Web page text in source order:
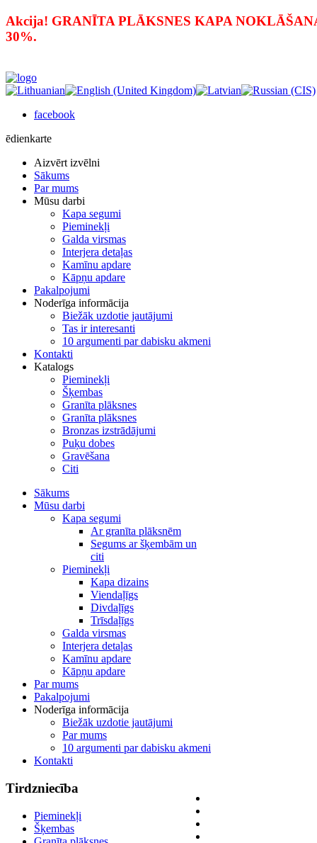
Akcija! GRANĪTA PLĀKSNES KAPA
30%.
facebook
ēdienkarte
Aizvērt izvēlni
Sākums
Par mums
Mūsu darbi
Kapa segumi
Pieminekļi
Galda virsmas
Interjera detaļas
Kamīnu apdare
Kāpņu apdare
Pakalpojumi
Noderīga informācija
Biežāk uzdotie jautājumi
Tas ir interesanti
10 argumenti par dabisku akmeni
Kontakti
Katalogs
Pieminekļi
Šķembas
Granīta plāksnes
Granīta plāksnes
Bronzas izstrādājumi
Puķu dobes
Gravēšana
Citi
Sākums
Mūsu darbi
Kapa segumi
Ar granīta plāksnēm
Segums ar šķembām un
citi
Pieminekļi
Kapa dizains
Viendaļīgs
Divdaļīgs
Trīsdaļīgs
Galda virsmas
Interjera detaļas
Kamīnu apdare
Kāpņu apdare
Par mums
Pakalpojumi
Noderīga informācija
Biežāk uzdotie jautājumi
Par mums
10 argumenti par dabisku akmeni
Kontakti
Tirdzniecība
Pieminekļi
Šķembas